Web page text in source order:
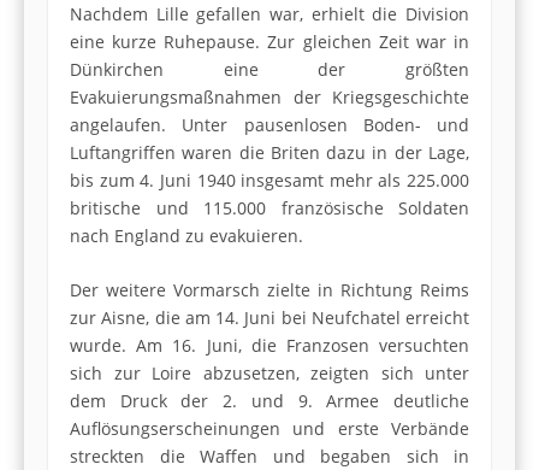
Nachdem Lille gefallen war, erhielt die Division
eine kurze Ruhepause. Zur gleichen Zeit war in
Dünkirchen eine der größten
Evakuierungsmaßnahmen der Kriegsgeschichte
angelaufen. Unter pausenlosen Boden- und
Luftangriffen waren die Briten dazu in der Lage,
bis zum 4. Juni 1940 insgesamt mehr als 225.000
britische und 115.000 französische Soldaten
nach England zu evakuieren.
Der weitere Vormarsch zielte in Richtung Reims
zur Aisne, die am 14. Juni bei Neufchatel erreicht
wurde. Am 16. Juni, die Franzosen versuchten
sich zur Loire abzusetzen, zeigten sich unter
dem Druck der 2. und 9. Armee deutliche
Auflösungser­scheinungen und erste Verbände
streckten die Waffen und begaben sich in